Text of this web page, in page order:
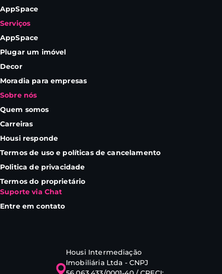
AppSpace
Serviços
AppSpace
Plugar um imóvel
Decor
Moradia para empresas
Sobre nós
Quem somos
Carreiras
Housi responde
Termos de uso e políticas de cancelamento
Politica de privacidade
Termos do proprietário
Suporte via Chat
Entre em contato
Housi Intermediação
Imobiliária Ltda - CNPJ